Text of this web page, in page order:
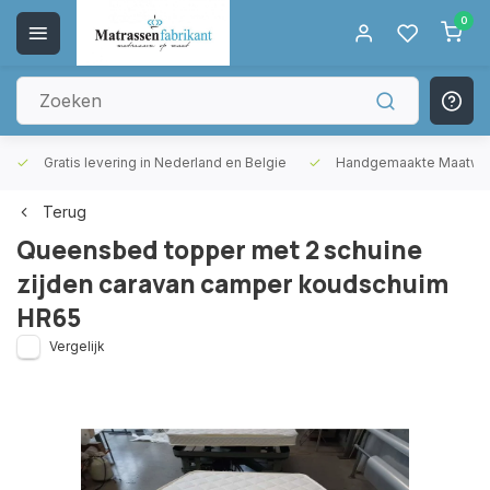
0
Gratis levering in Nederland en Belgie Handgemaakte
Terug
Queensbed topper met 2 schuine
zijden caravan camper koudschuim
HR65
Vergelijk